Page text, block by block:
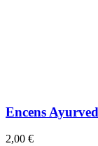
Encens
2,00 €